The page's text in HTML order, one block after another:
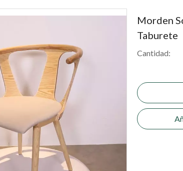
Morden
Taburete
Cantidad: